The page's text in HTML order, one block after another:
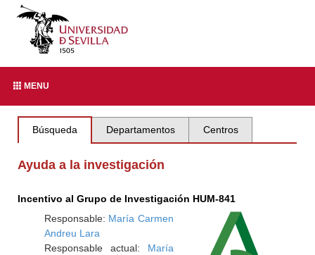
MENU
Búsqueda Departamentos Centros
Ayuda a la investigación
Incentivo al Grupo de Investigación HUM-841
Responsable: María Carmen
Andreu Lara
Responsable actual: María